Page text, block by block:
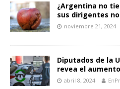
¿Argentina no
sus dirigentes
noviembre 21, 2024
Diputados de la
revea el
abril 8, 2024